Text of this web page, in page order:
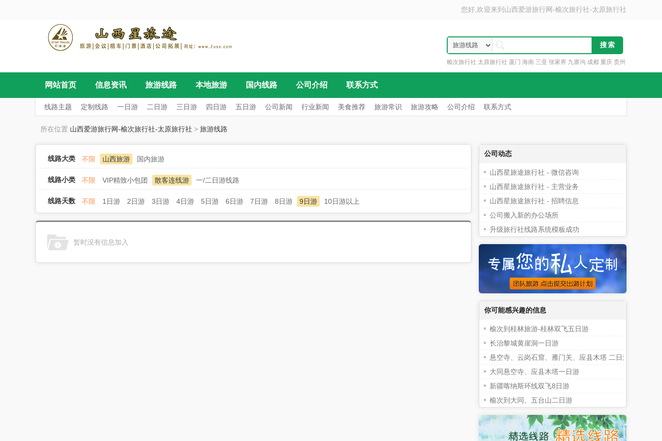
您好,欢迎来到 山西爱游旅行网-榆次旅行社-太原旅行社
榆次旅行社 太原旅行社 厦门 海南 三亚 张家界 九寨沟 成都 重庆 贵州
云南 丽江
网站首页 信息资讯 旅游线路 本地旅游 国内线路 公司介绍 联系方式
线路主题 定制线路 一日游 二日游 三日游 四日游 五日游 公司新闻 行业新闻 美食推荐 旅游常识 旅游攻略 公司介绍 联系方式
所在位置 山西爱游旅行网-榆次旅行社-太原旅行社 > 旅游线路
线路大类 不限 山西旅游 国内旅游
线路小类 不限 VIP精致小包团 散客连线游 一/二日游线路
线路天数 不限 1日游 2日游 3日游 4日游 5日游 6日游 7日游 8日游 9日游 10日游以上
暂时没有信息加入
公司动态
山西星旅途旅行社 - 微信咨询
山西星旅途旅行社 - 主营业务
山西星旅途旅行社 - 招聘信息
公司搬入新的办公场所
升级旅行社线路系统模板成功
你可能感兴趣的信息
榆次到桂林旅游-桂林双飞五日游
长治黎城黄崖洞一日游
悬空寺、云岗石窟、雁门关、应县木塔 二日游
大同悬空寺、应县木塔一日游
新疆喀纳斯环线双飞8日游
榆次到大同、五台山二日游